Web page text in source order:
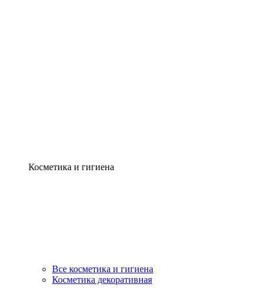
Косметика и гигиена
Все косметика и гигиена
Косметика декоративная